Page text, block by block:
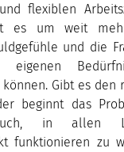
flexiblen
es um weit
und die
Gibt es den
beginnt das
in allen
funktionieren zu